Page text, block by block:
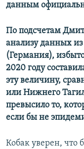
данным
По подсчетам
анализу данных
(Германия),
2020 году
эту величину,
или Нижнего
превысило то,
если бы не
Кобак уверен, что